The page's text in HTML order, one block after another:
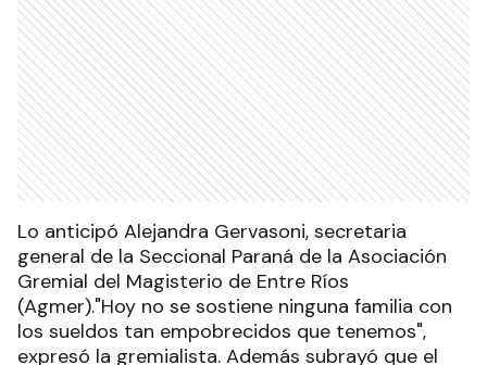
Lo anticipó Alejandra Gervasoni, secretaria
general de la Seccional Paraná de la Asociación
Gremial del Magisterio de Entre Ríos
(Agmer)."Hoy no se sostiene ninguna familia con
los sueldos tan empobrecidos que tenemos",
expresó la gremialista. Además subrayó que el